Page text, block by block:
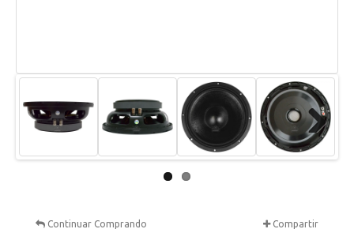
Next
Continuar Comprando Compartir